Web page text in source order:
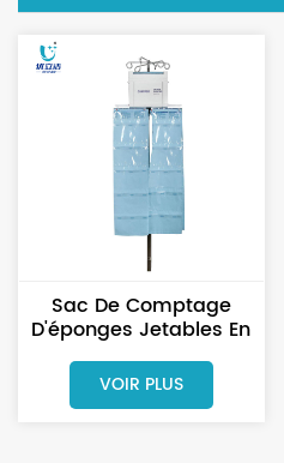
Sac De Comptage
D'éponges Jetables En
Plastique PE Médical
Pour Hôpital
VOIR PLUS